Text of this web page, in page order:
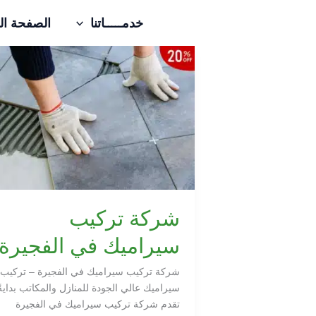
خدمـــــاتنا الصفحة
شركة تركيب
سيراميك في الفجيرة
شركة تركيب سيراميك في الفجيرة – تركيب
سيراميك عالي الجودة للمنازل والمكاتب
تقدم شركة تركيب سيراميك في الفجيرة
شركة
تركيب
سيراميك
في
الفجيرة